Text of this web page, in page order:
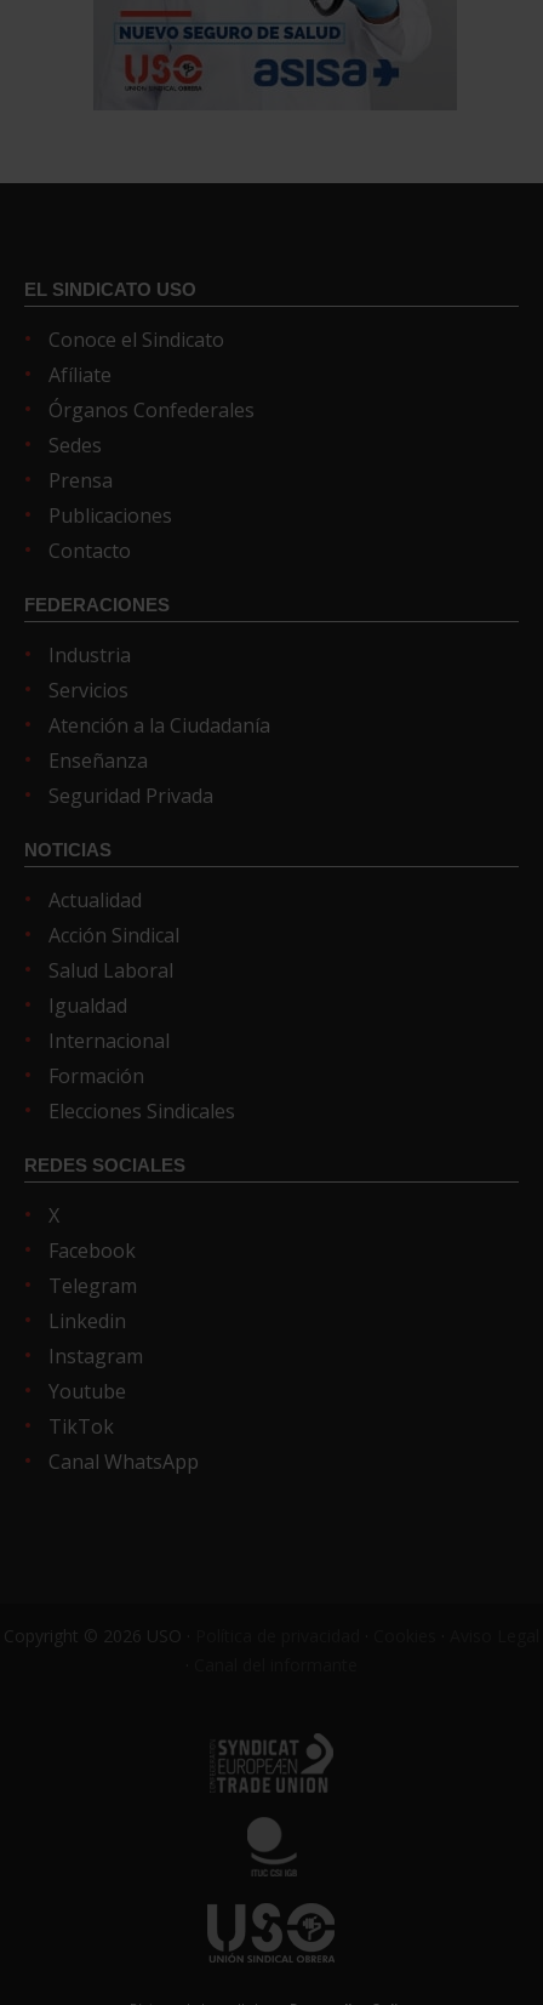
EL SINDICATO USO
Conoce el Sindicato
Afíliate
Órganos Confederales
Sedes
Prensa
Publicaciones
Contacto
FEDERACIONES
Industria
Servicios
Atención a la Ciudadanía
Enseñanza
Seguridad Privada
NOTICIAS
Actualidad
Acción Sindical
Salud Laboral
Igualdad
Internacional
Formación
Elecciones Sindicales
REDES SOCIALES
X
Facebook
Telegram
Linkedin
Instagram
Youtube
TikTok
Canal WhatsApp
Copyright © 2026 USO ·